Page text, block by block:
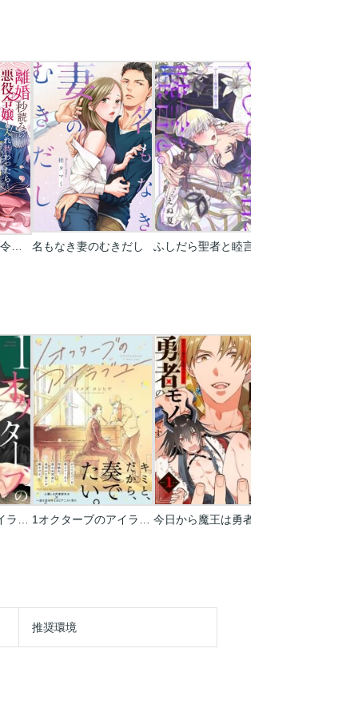
離婚秒読みの悪役令嬢と入れ替わったら…旦那様が離してくれません！？ 名もなき妻のむきだし
1オクターブのアイラブユー 1オクターブのアイラブユー【コミックス版】
推奨環境